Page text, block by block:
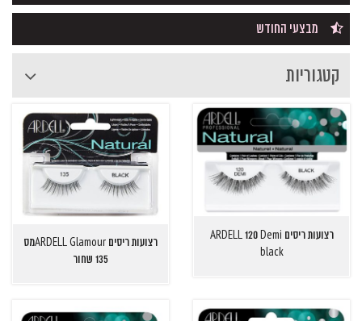
מבצעי החודש
קטגוריות
רצועות ריסים ARDELL 120 Demi
black
רצועות ריסים ARDELL Glamourמס
135 שחור